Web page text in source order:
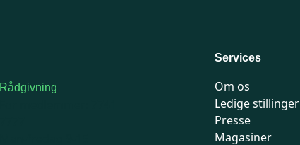
Rådgivning
Services
Om os
Ledige stillinger
Presse
Magasiner